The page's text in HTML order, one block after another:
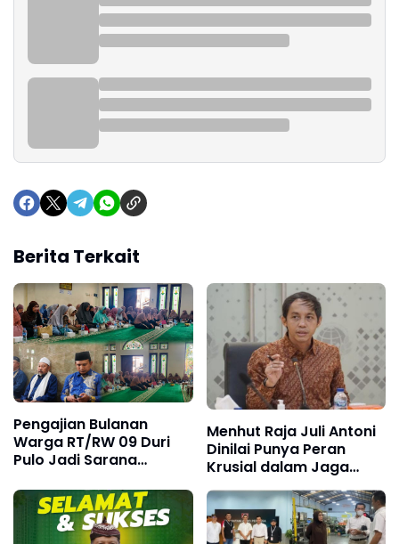
Berita Terkait
Pengajian Bulanan
Warga RT/RW 09 Duri
Pulo Jadi Sarana
dan Kebersamaan
Menhut Raja Juli Antoni
Dinilai Punya Peran
Krusial dalam Jaga
Kredibilitas
Perdagangan Karbon
Hutan